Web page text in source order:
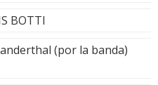
BOTTI
(por la banda)